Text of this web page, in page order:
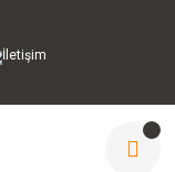
İletişim